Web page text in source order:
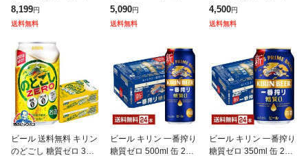
ブル 糖質0 ゼロ プリン
体0 350ml×2ケース/48
本(048)『IAS
8,199円
送料無料
ビール PSB 350ml×1ケ
ース/24本(024)『IAS』
糖質ゼロ 糖質0
5,090円
送料無料
ブル 糖質0 ゼロ プリン
体0 350ml×1ケース/24
本(024)『IAS
4,500円
送料無料
ビール 送料無料 キリン
のどごし 糖質ゼロ 350
ビール キリン 一番搾り
糖質ゼロ 500ml 缶 24
ビール キリン 一番搾り
糖質ゼロ 350ml 缶 24